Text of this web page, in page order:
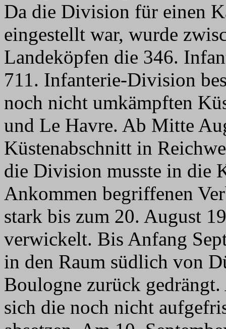
Da die Division für einen
eingestellt war, wurde
Landeköpfen die 346.
711. Infanterie-Division
noch nicht umkämpften
und Le Havre. Ab Mitte
Küstenabschnitt in
die Division musste in die
Ankommen begriffenen
stark bis zum 20. August
verwickelt. Bis Anfang
in den Raum südlich von
Boulogne zurück
sich die noch nicht